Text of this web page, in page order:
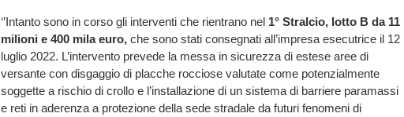
‘’Intanto sono in corso gli interventi che rientrano nel 1° Stralcio, lotto B da 11
milioni e 400 mila euro, che sono stati consegnati all’impresa esecutrice il 12
luglio 2022. L’intervento prevede la messa in sicurezza di estese aree di
versante con disgaggio di placche rocciose valutate come potenzialmente
soggette a rischio di crollo e l’installazione di un sistema di barriere paramassi
e reti in aderenza a protezione della sede stradale da futuri fenomeni di